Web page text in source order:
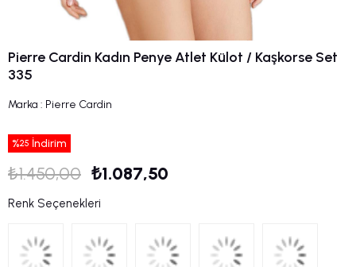
Pierre Cardin Kadın Penye Atlet Külot / Kaşkorse Set
335
Marka : Pierre Cardin
%25 İndirim
₺1.450,00 ₺1.087,50
Renk Seçenekleri